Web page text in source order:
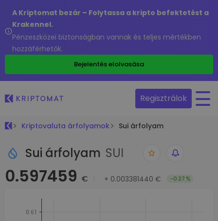
A Kriptomat bezár – Folytassa a kripto befektetést a
Krakennel.
Pénzeszközei biztonságban vannak és teljes mértékben
hozzáférhetők.
Bejelentés elolvasása
Regisztrálok
Kriptovaluta árfolyamok Sui árfolyam
Sui árfolyam SUI
0.597459 € + 0.003381440 € -0.27 %